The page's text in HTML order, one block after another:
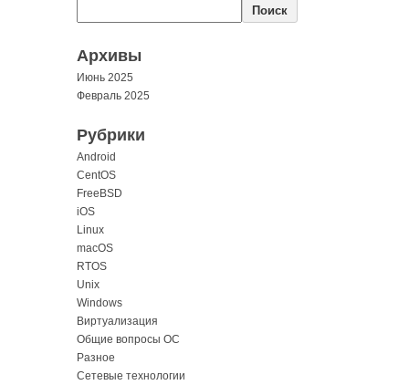
Поиск
Архивы
Июнь 2025
Февраль 2025
Рубрики
Android
CentOS
FreeBSD
iOS
Linux
macOS
RTOS
Unix
Windows
Виртуализация
Общие вопросы ОС
Разное
Сетевые технологии